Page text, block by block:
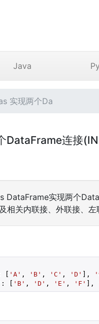
Java
实现两个Da
连接
DataFrame实现两个
相关内联接、外联接、左
[ 'A' , 'B' , 'C' , 'D' ],
: [ 'B' , 'D' , 'E' , 'F' ],